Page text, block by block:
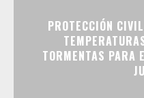
PROTECCIÓN
TORMENTAS PARA